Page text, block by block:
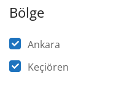
Bölge
Ankara
Keçiören